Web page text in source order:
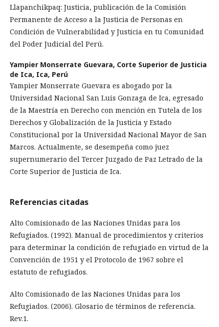
Llapanchikpaq: Justicia, publicación de la Comisión
Permanente de Acceso a la Justicia de Personas en
Condición de Vulnerabilidad y Justicia en tu Comunidad
del Poder Judicial del Perú.
Yampier Monserrate Guevara, Corte Superior de Justicia
de Ica, Ica, Perú
Yampier Monserrate Guevara es abogado por la
Universidad Nacional San Luis Gonzaga de Ica, egresado
de la Maestría en Derecho con mención en Tutela de los
Derechos y Globalización de la Justicia y Estado
Constitucional por la Universidad Nacional Mayor de San
Marcos. Actualmente, se desempeña como juez
supernumerario del Tercer Juzgado de Paz Letrado de la
Corte Superior de Justicia de Ica.
Referencias citadas
Alto Comisionado de las Naciones Unidas para los
Refugiados. (1992). Manual de procedimientos y criterios
para determinar la condición de refugiado en virtud de la
Convención de 1951 y el Protocolo de 1967 sobre el
estatuto de refugiados.
Alto Comisionado de las Naciones Unidas para los
Refugiados. (2006). Glosario de términos de referencia.
Rev.1.